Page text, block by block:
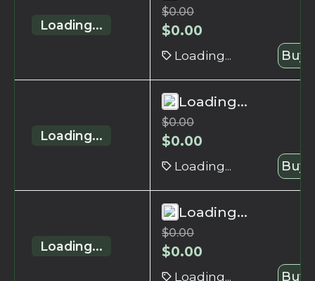
Loading...
$0.00
$0.00
Loading... Buy
Loading...
Loading...
$0.00
$0.00
Loading... Buy
Loading...
Loading...
$0.00
$0.00
Loading... Buy